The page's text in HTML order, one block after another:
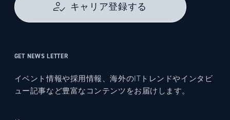
キャリア登録する
GET NEWS LETTER
イベント情報や採用情報、海外のITトレンドやインタビ
ュー記事など豊富なコンテンツをお届けします。